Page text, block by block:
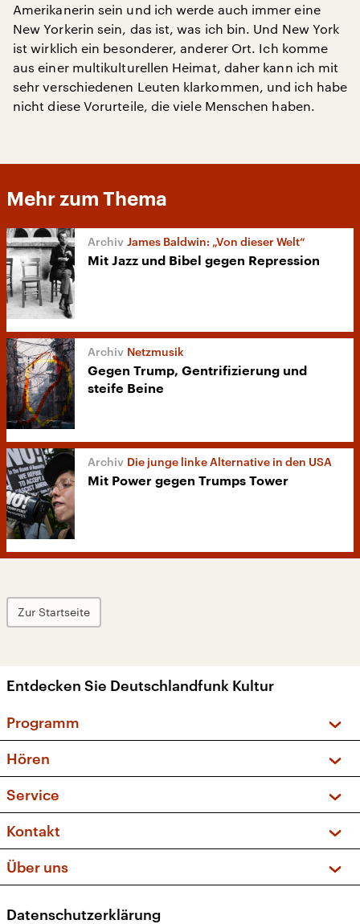
Amerikanerin sein und ich werde auch immer eine
New Yorkerin sein, das ist, was ich bin. Und New York
ist wirklich ein besonderer, anderer Ort. Ich komme
aus einer multikulturellen Heimat, daher kann ich mit
sehr verschiedenen Leuten klarkommen, und ich habe
nicht diese Vorurteile, die viele Menschen haben.
Mehr zum Thema
James Baldwin: „Von dieser Welt“
Mit Jazz und Bibel gegen Repression
Netzmusik
Gegen Trump, Gentrifizierung und
steife Beine
Die junge linke Alternative in den USA
Mit Power gegen Trumps Tower
Zur Startseite
Entdecken Sie Deutschlandfunk Kultur
Programm
Sendungen und Podcasts
Musikliste
Kakadu – Das Kinderprogramm
Hören
Frequenzen (UKW + DAB+)
Service
FAQ
Apps
Newsletter
Kontakt
Social Media
Über uns
Datenschutzerklärung